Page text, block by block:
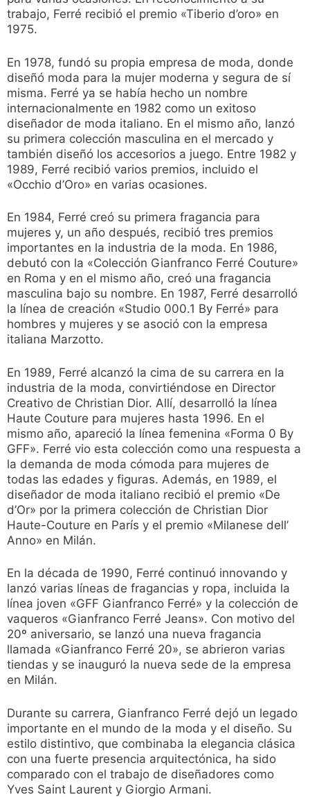
trabajo, Ferré recibió el premio «Tiberio d’oro» en
1975.
En 1978, fundó su propia empresa de moda, donde
diseñó moda para la mujer moderna y segura de sí
misma. Ferré ya se había hecho un nombre
internacionalmente en 1982 como un exitoso
diseñador de moda italiano. En el mismo año, lanzó
su primera colección masculina en el mercado y
también diseñó los accesorios a juego. Entre 1982 y
1989, Ferré recibió varios premios, incluido el
«Occhio d’Oro» en varias ocasiones.
En 1984, Ferré creó su primera fragancia para
mujeres y, un año después, recibió tres premios
importantes en la industria de la moda. En 1986,
debutó con la «Colección Gianfranco Ferré Couture»
en Roma y en el mismo año, creó una fragancia
masculina bajo su nombre. En 1987, Ferré desarrolló
la línea de creación «Studio 000.1 By Ferré» para
hombres y mujeres y se asoció con la empresa
italiana Marzotto.
En 1989, Ferré alcanzó la cima de su carrera en la
industria de la moda, convirtiéndose en Director
Creativo de Christian Dior. Allí, desarrolló la línea
Haute Couture para mujeres hasta 1996. En el
mismo año, apareció la línea femenina «Forma 0 By
GFF». Ferré vio esta colección como una respuesta a
la demanda de moda cómoda para mujeres de
todas las edades y figuras. Además, en 1989, el
diseñador de moda italiano recibió el premio «De
d’Or» por la primera colección de Christian Dior
Haute-Couture en París y el premio «Milanese dell’
Anno» en Milán.
En la década de 1990, Ferré continuó innovando y
lanzó varias líneas de fragancias y ropa, incluida la
línea joven «GFF Gianfranco Ferré» y la colección de
vaqueros «Gianfranco Ferré Jeans». Con motivo del
20º aniversario, se lanzó una nueva fragancia
llamada «Gianfranco Ferré 20», se abrieron varias
tiendas y se inauguró la nueva sede de la empresa
en Milán.
Durante su carrera, Gianfranco Ferré dejó un legado
importante en el mundo de la moda y el diseño. Su
estilo distintivo, que combinaba la elegancia clásica
con una fuerte presencia arquitectónica, ha sido
comparado con el trabajo de diseñadores como
Yves Saint Laurent y Giorgio Armani.